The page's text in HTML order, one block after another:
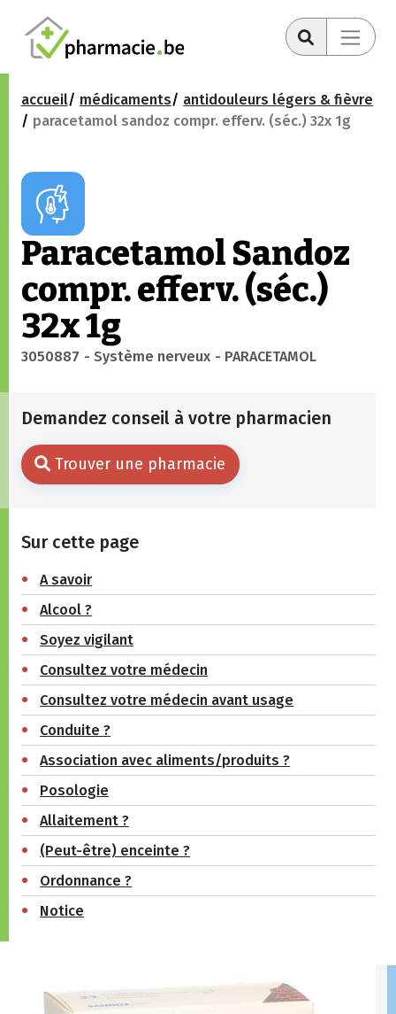
accueil médicaments
antidouleurs légers & fièvre
paracetamol sandoz compr. efferv. (séc.) 32x 1g
Paracetamol Sandoz
compr. efferv. (séc.)
32x 1g
3050887 - Système nerveux - PARACETAMOL
Demandez conseil à votre pharmacien
Trouver une pharmacie
Sur cette page
A savoir
Alcool ?
Soyez vigilant
Consultez votre médecin
Consultez votre médecin avant usage
Conduite ?
Association avec aliments/produits ?
Posologie
Allaitement ?
(Peut-être) enceinte ?
Ordonnance ?
Notice